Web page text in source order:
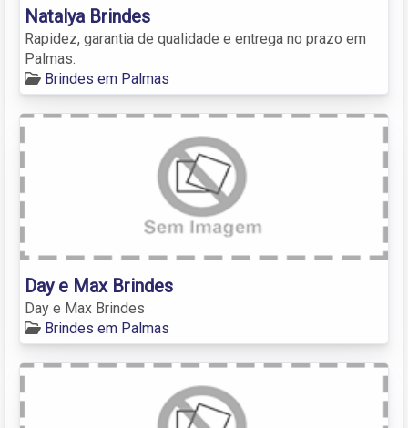
Natalya Brindes
Rapidez, garantia de qualidade e entrega no prazo em
Palmas.
Brindes em Palmas
Day e Max Brindes
Day e Max Brindes
Brindes em Palmas